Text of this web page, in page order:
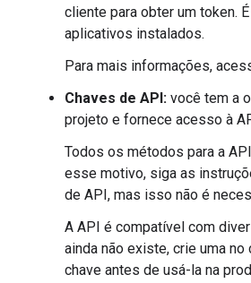
cliente para obter um token.
aplicativos instalados.
Para mais informações,
Chaves de API: você tem a
projeto e fornece acesso à
Todos os métodos para a
esse motivo, siga as
de API, mas isso não é
A API é compatível com
ainda não existe, crie uma
chave antes de usá-la na